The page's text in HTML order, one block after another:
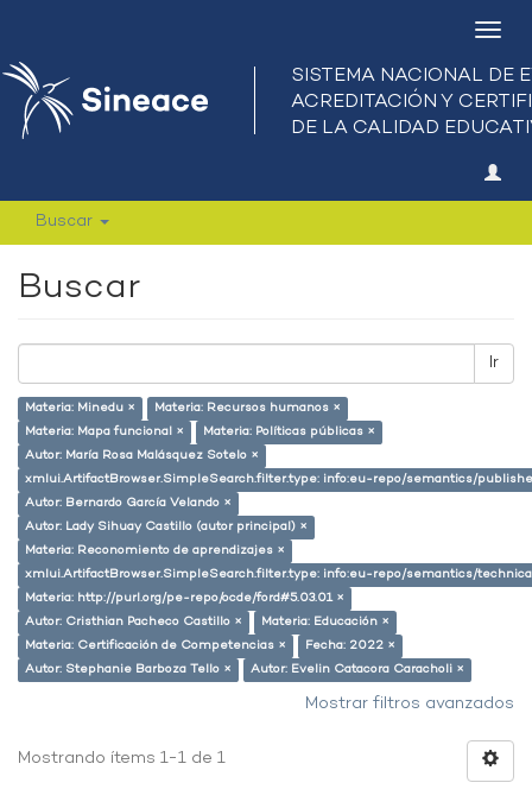
Buscar
Buscar
Ir
Materia: Minedu ×
Materia: Recursos humanos ×
Materia: Mapa funcional ×
Materia: Políticas públicas ×
Autor: María Rosa Malásquez Sotelo ×
xmlui.ArtifactBrowser.SimpleSearch.filter.type: info:eu-repo/semantics/
Autor: Bernardo García Velando ×
Autor: Lady Sihuay Castillo (autor principal) ×
Materia: Reconomiento de aprendizajes ×
xmlui.ArtifactBrowser.SimpleSearch.filter.type: info:eu-repo/semantics/
Materia: http://purl.org/pe-repo/ocde/ford#5.03.01 ×
Autor: Cristhian Pacheco Castillo ×
Materia: Educación ×
Materia: Certificación de Competencias ×
Fecha: 2022 ×
Autor: Stephanie Barboza Tello ×
Autor: Evelin Catacora Caracholi ×
Mostrar filtros avanzados
Mostrando ítems 1-1 de 1